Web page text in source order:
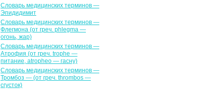
Словарь медицинских терминов —
Эпидидимит
Словарь медицинских терминов —
Флегмона (от гpeч. phlegma —
огонь, жар)
Словарь медицинских терминов —
Атрофия (от греч. trophe —
питание, atropheo — гасну)
Словарь медицинских терминов —
Тромбоз — (от греч. thrombos —
сгусток)